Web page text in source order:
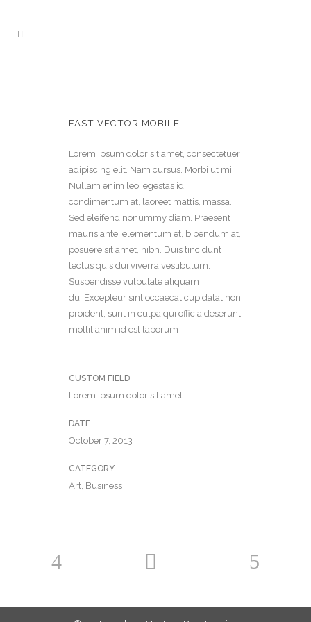
FAST VECTOR MOBILE
Lorem ipsum dolor sit amet, consectetuer
adipiscing elit. Nam cursus. Morbi ut mi.
Nullam enim leo, egestas id,
condimentum at, laoreet mattis, massa.
Sed eleifend nonummy diam. Praesent
mauris ante, elementum et, bibendum at,
posuere sit amet, nibh. Duis tincidunt
lectus quis dui viverra vestibulum.
Suspendisse vulputate aliquam
dui.Excepteur sint occaecat cupidatat non
proident, sunt in culpa qui officia deserunt
mollit anim id est laborum
CUSTOM FIELD
Lorem ipsum dolor sit amet
DATE
October 7, 2013
CATEGORY
Art, Business